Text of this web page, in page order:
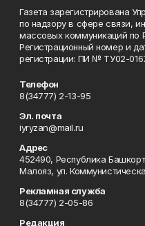
Газета зарегистрирована
по надзору в сфере связи,
массовых коммуникаций по
Регистрационный номер и
регистрации: ПИ № ТУ02-
Телефон
8(34777) 2-13-95
Эл. почта
iyryzan@mail.ru
Адрес
452490, Республика
Малояз, ул.
Рекламная служба
8(34777) 2-05-86
Редакция